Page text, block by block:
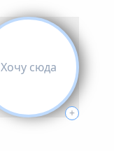
Хочу сюда
+